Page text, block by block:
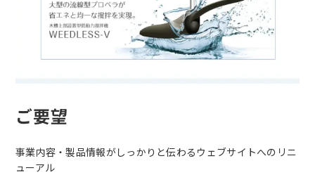
ご要望
事業内容・製品情報がしっかりと伝わるウェブサイトへのリニ
ューアル